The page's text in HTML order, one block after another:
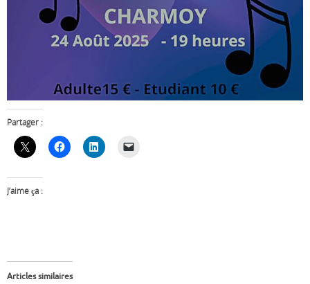
Partager :
J’aime ça :
Articles similaires